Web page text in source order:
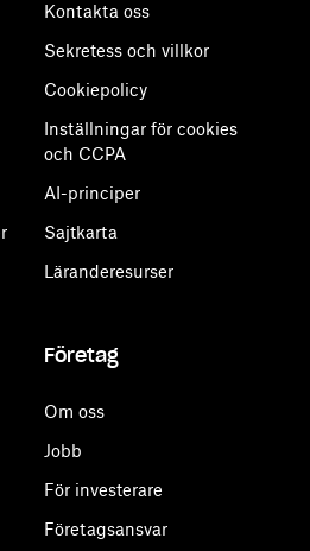
Kontakta oss
Sekretess och villkor
Cookiepolicy
Inställningar för cookies
och CCPA
AI-principer
Sajtkarta
Läranderesurser
Företag
Om oss
Jobb
För investerare
Företagsansvar